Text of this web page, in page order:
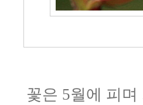
꽃은 5월에 피